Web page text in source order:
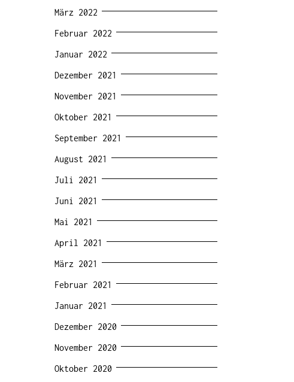
März 2022
Februar 2022
Januar 2022
Dezember 2021
November 2021
Oktober 2021
September 2021
August 2021
Juli 2021
Juni 2021
Mai 2021
April 2021
März 2021
Februar 2021
Januar 2021
Dezember 2020
November 2020
Oktober 2020